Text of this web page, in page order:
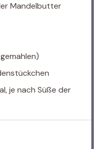
Mandelbutter
je nach Süße der